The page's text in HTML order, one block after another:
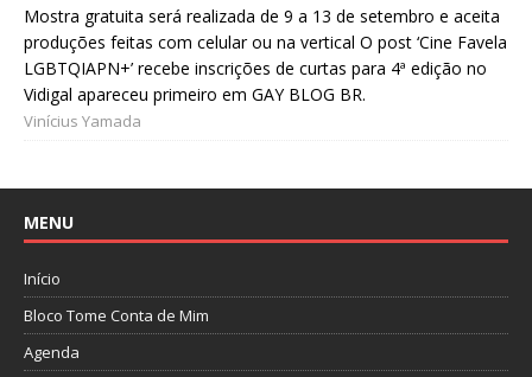
Mostra gratuita será realizada de 9 a 13 de setembro e aceita
produções feitas com celular ou na vertical O post ‘Cine Favela
LGBTQIAPN+’ recebe inscrições de curtas para 4ª edição no
Vidigal apareceu primeiro em GAY BLOG BR.
Vinícius Yamada
MENU
Início
Bloco Tome Conta de Mim
Agenda